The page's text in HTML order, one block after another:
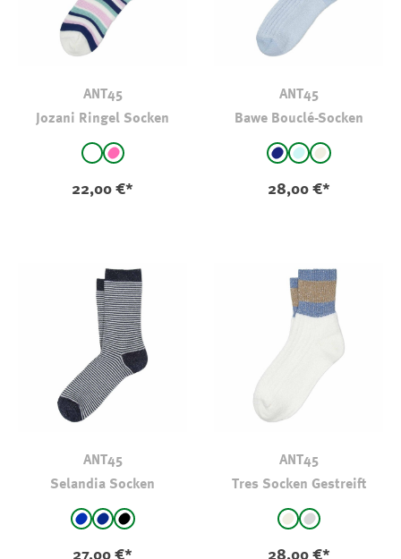
ANT45
Jozani Ringel Socken
auswählen
weiß - gestreift
pink - gestreift
22,00 €*
ANT45
Bawe Bouclé-Socken
auswählen
Navyhellbleu
natur
28,00 €*
ANT45
Selandia Socken
auswählen
blau - gestreift
stahlblau-gestreift
schwarz - gestreift
27,00 €*
ANT45
Tres Socken Gestreift
auswählen
natur - gestreift
hellgrau -
28,00 €*